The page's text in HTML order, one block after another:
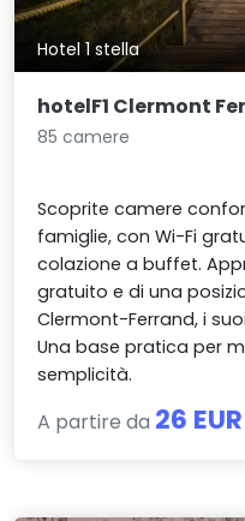
Hotel 1 stella
hotelF1 Clermont
85 camere
Scoprite camere
famiglie, con Wi-Fi
colazione a buffet.
gratuito e di una
Clermont-Ferrand, i
Una base pratica per
semplicità.
A partire da 26 EUR